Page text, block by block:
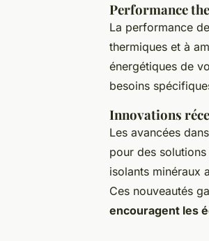
Performance
La performance
thermiques et à
énergétiques de
besoins
Innovations
Les avancées
pour des
isolants minéraux
Ces nouveautés
encouragent les